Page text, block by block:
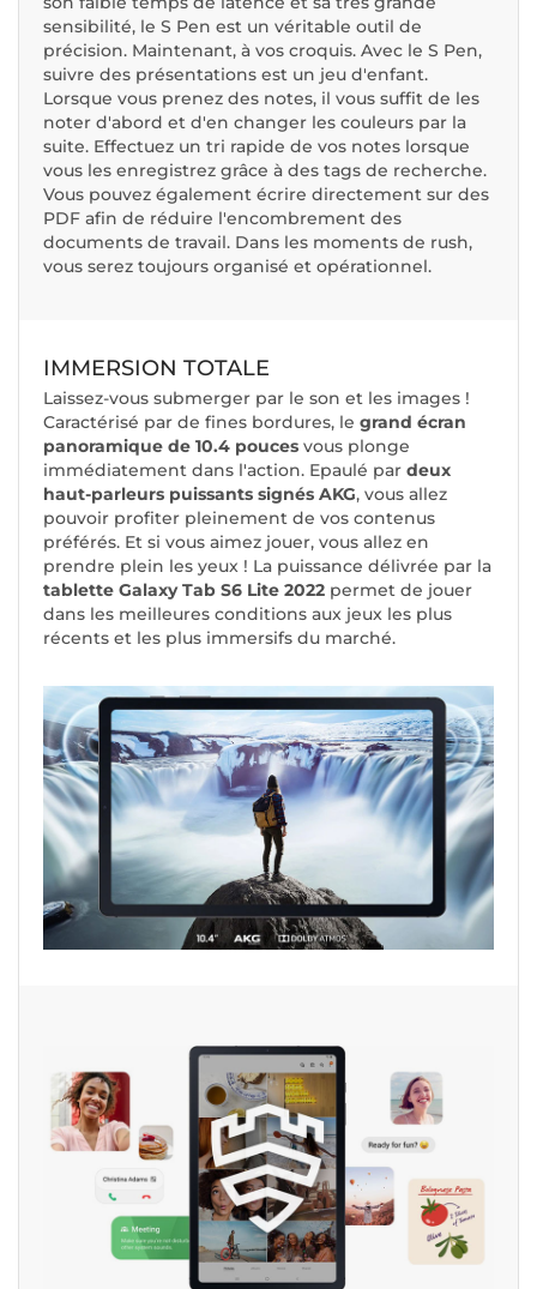
sensibilité, le S Pen est un véritable outil de
précision. Maintenant, à vos croquis. Avec le S Pen,
suivre des présentations est un jeu d'enfant.
Lorsque vous prenez des notes, il vous suffit de les
noter d'abord et d'en changer les couleurs par la
suite. Effectuez un tri rapide de vos notes lorsque
vous les enregistrez grâce à des tags de recherche.
Vous pouvez également écrire directement sur des
PDF afin de réduire l'encombrement des
documents de travail. Dans les moments de rush,
vous serez toujours organisé et opérationnel.
IMMERSION TOTALE
Laissez-vous submerger par le son et les images !
Caractérisé par de fines bordures, le grand écran
panoramique de 10.4 pouces vous plonge
immédiatement dans l'action. Epaulé par deux
haut-parleurs puissants signés AKG, vous allez
pouvoir profiter pleinement de vos contenus
préférés. Et si vous aimez jouer, vous allez en
prendre plein les yeux ! La puissance délivrée par la
tablette Galaxy Tab S6 Lite 2022 permet de jouer
dans les meilleures conditions aux jeux les plus
récents et les plus immersifs du marché.